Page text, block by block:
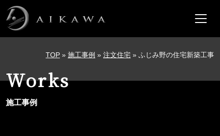
メインナビゲーション
TOP » 施工事例 » 注文住宅 » ふじみ野の住宅新築工事
Works
施工事例